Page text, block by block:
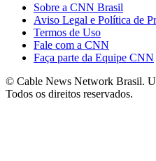
Sobre a CNN Brasil
Aviso Legal e Política de
Termos de Uso
Fale com a CNN
Faça parte da Equipe CNN
© Cable News Network Brasil.
Todos os direitos reservados.